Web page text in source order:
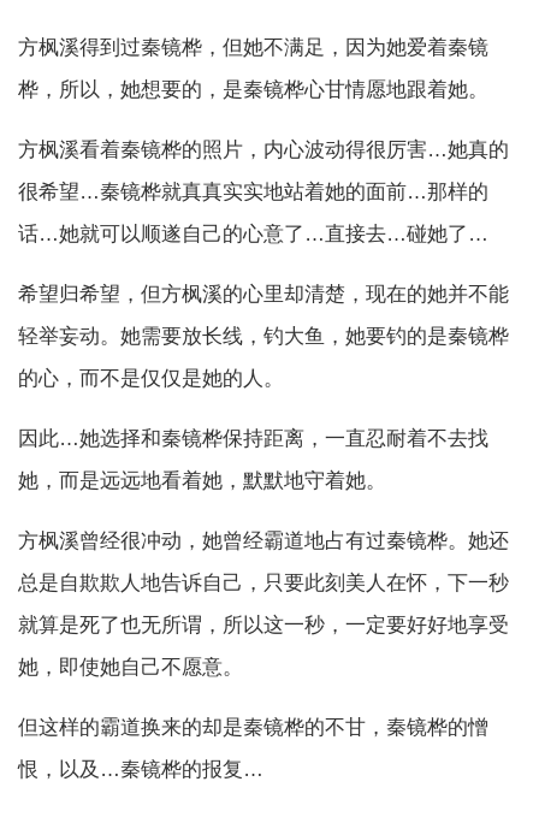
方枫溪得到过秦镜桦，但她不满足，因为她爱着秦镜
桦，所以，她想要的，是秦镜桦心甘情愿地跟着她。
方枫溪看着秦镜桦的照片，内心波动得很厉害…她真的
很希望…秦镜桦就真真实实地站着她的面前…那样的
话…她就可以顺遂自己的心意了…直接去…碰她了…
希望归希望，但方枫溪的心里却清楚，现在的她并不能
轻举妄动。她需要放长线，钓大鱼，她要钓的是秦镜桦
的心，而不是仅仅是她的人。
因此…她选择和秦镜桦保持距离，一直忍耐着不去找
她，而是远远地看着她，默默地守着她。
方枫溪曾经很冲动，她曾经霸道地占有过秦镜桦。她还
总是自欺欺人地告诉自己，只要此刻美人在怀，下一秒
就算是死了也无所谓，所以这一秒，一定要好好地享受
她，即使她自己不愿意。
但这样的霸道换来的却是秦镜桦的不甘，秦镜桦的憎
恨，以及…秦镜桦的报复…